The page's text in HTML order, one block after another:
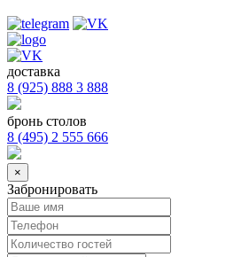
доставка
8 (925) 888 3 888
бронь столов
8 (495) 2 555 666
×
Забронировать